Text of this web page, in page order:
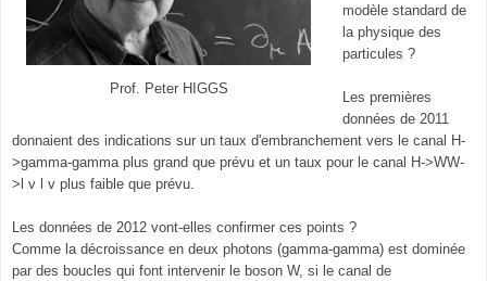
Prof. Peter HIGGS
modèle standard de
la physique des
particules ?
Les premières
données de 2011
donnaient des indications sur un taux d'embranchement vers le canal H-
>gamma-gamma plus grand que prévu et un taux pour le canal H->WW-
>l v l v plus faible que prévu.
Les données de 2012 vont-elles confirmer ces points ?
Comme la décroissance en deux photons (gamma-gamma) est dominée
par des boucles qui font intervenir le boson W, si le canal de